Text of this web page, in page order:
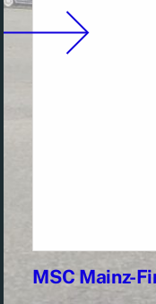
MSC Mainz-